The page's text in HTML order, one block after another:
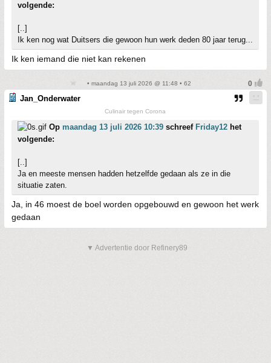
volgende:
[..]
Ik ken nog wat Duitsers die gewoon hun werk deden 80 jaar terug...
Ik ken iemand die niet kan rekenen
• maandag 13 juli 2026 @ 11:48 • 62
Jan_Onderwater
Culinair tegen Corona
Op maandag 13 juli 2026 10:39 schreef Friday12 het
volgende:
[..]
Ja en meeste mensen hadden hetzelfde gedaan als ze in die
situatie zaten.
Ja, in 46 moest de boel worden opgebouwd en gewoon het werk
gedaan
▼ Advertentie door Refinery89